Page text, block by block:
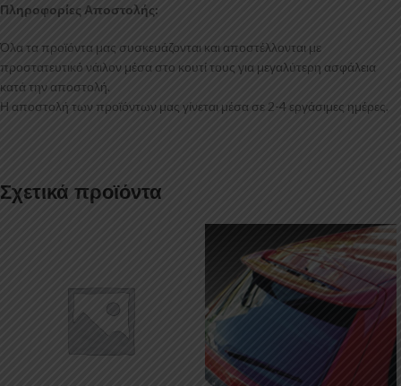
Πληροφορίες Αποστολής:
Όλα τα προϊόντα μας συσκευάζονται και αποστέλλονται με
προστατευτικό νάιλον μέσα στο κουτί τους για μεγαλύτερη ασφάλεια
κατά την αποστολή.
Η αποστολή των προϊόντων μας γίνεται μέσα σε 2-4 εργάσιμες ημέρες.
Σχετικά προϊόντα